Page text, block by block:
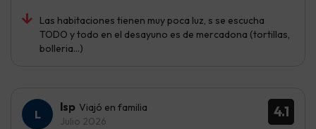
Las habitaciones tienen muy poca luz, s se escucha
TODO y todo en el desayuno es de mercadona (tortillas,
bolleria...)
4.1
lsp Viajó en familia
Julio 2026